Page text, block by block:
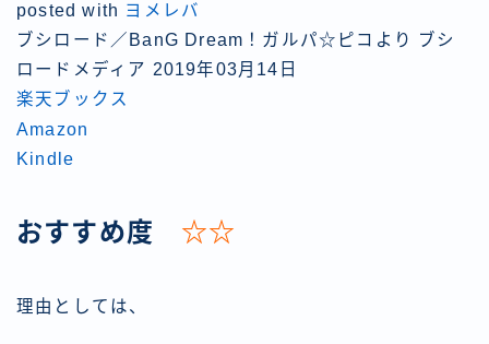
posted with ヨメレバ
ブシロード／BanG Dream！ガルパ☆ピコより ブシ
ロードメディア 2019年03月14日
楽天ブックス
Amazon
Kindle
おすすめ度 ☆☆
理由としては、